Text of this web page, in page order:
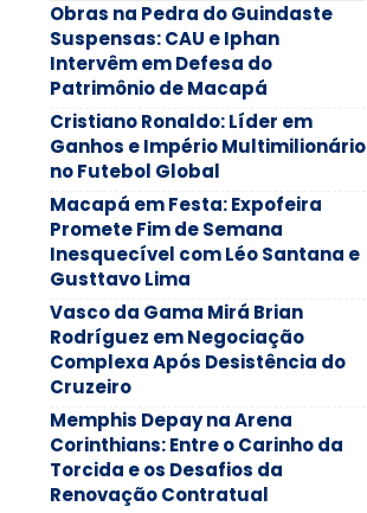
Obras na Pedra do Guindaste
Suspensas: CAU e Iphan
Intervêm em Defesa do
Patrimônio de Macapá
Cristiano Ronaldo: Líder em
Ganhos e Império Multimilionário
no Futebol Global
Macapá em Festa: Expofeira
Promete Fim de Semana
Inesquecível com Léo Santana e
Gusttavo Lima
Vasco da Gama Mirá Brian
Rodríguez em Negociação
Complexa Após Desistência do
Cruzeiro
Memphis Depay na Arena
Corinthians: Entre o Carinho da
Torcida e os Desafios da
Renovação Contratual